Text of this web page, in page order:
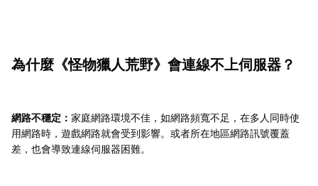
為什麼《怪物獵人荒野》會連線不上伺服器？
網路不穩定： 家庭網路環境不佳，如網路頻寬不足，在多人同時使
用網路時，遊戲網路就會受到影響。或者所在地區網路訊號覆蓋
差，也會導致連線伺服器困難。